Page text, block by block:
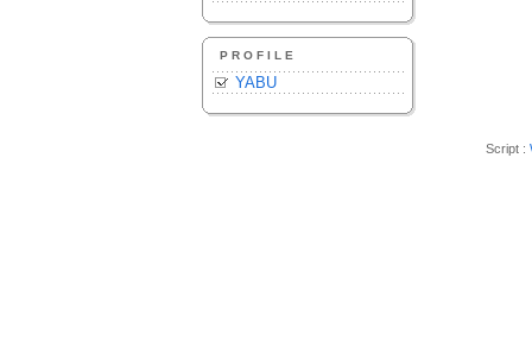
PROFILE
YABU
Script :